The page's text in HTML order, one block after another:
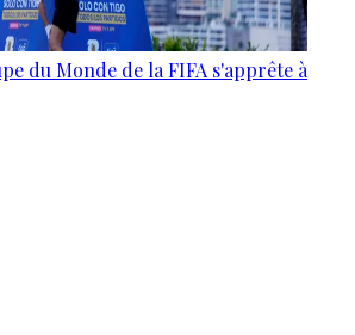
du Monde de la FIFA s'apprête à